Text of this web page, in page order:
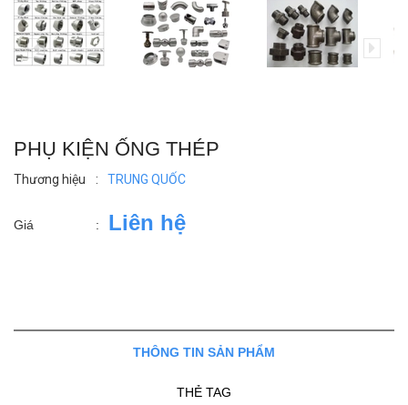
PHỤ KIỆN ỐNG THÉP
Thương hiệu : TRUNG QUỐC
Giá : Liên hệ
THÔNG TIN SẢN PHẨM
THẺ TAG